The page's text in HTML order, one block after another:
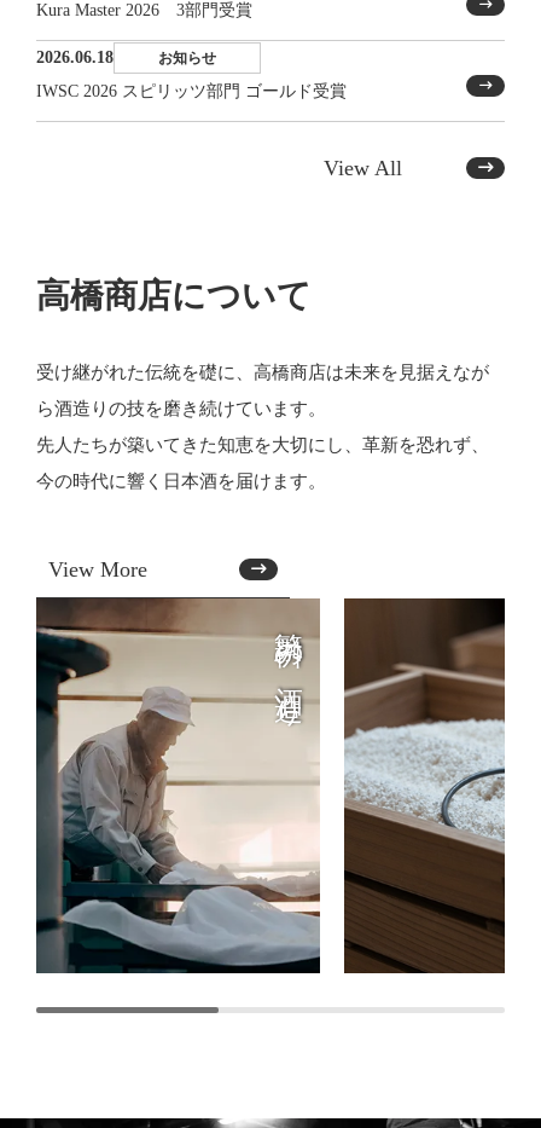
Kura Master 2026 3部門受賞
2026.06.18 お知らせ
IWSC 2026 スピリッツ部門 ゴールド受賞
View All
高橋商店について
受け継がれた伝統を礎に、高橋商店は未来を見据えなが
ら酒造りの技を磨き続けています。
先人たちが築いてきた知恵を大切にし、革新を恐れず、
今の時代に響く日本酒を届けます。
View More
繁桝の酒造り